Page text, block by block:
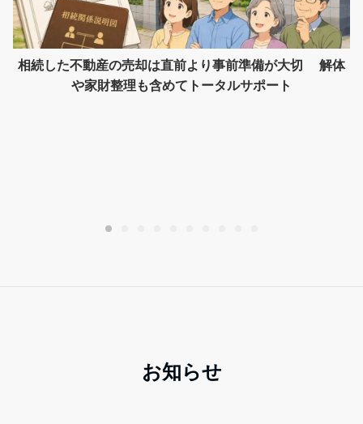
相続した不動産の売却は直前より事前準備が大切 解体
や家財整理も含めてトータルサポート
お知らせ